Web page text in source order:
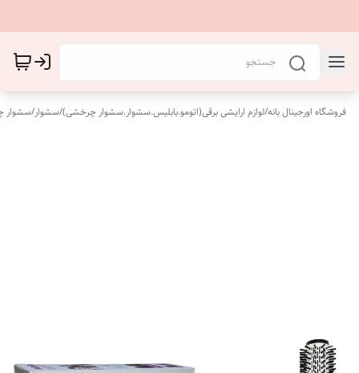
فروشگاه اورجینال بانه/لوازم ارایشی برقی(اتومو.بابلیس.سشوار.سشوار چرخشی)/سشوار/سشوار